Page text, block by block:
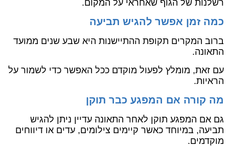
רשלנות של הגוף שאחראי על המקום.
כמה זמן אפשר להגיש תביעה
ברוב המקרים תקופת ההתיישנות היא שבע שנים ממועד
התאונה.
עם זאת, מומלץ לפעול מוקדם ככל האפשר כדי לשמור על
הראיות.
מה קורה אם המפגע כבר תוקן
גם אם המפגע תוקן לאחר התאונה עדיין ניתן להגיש
תביעה, במיוחד כאשר קיימים צילומים, עדים או דיווחים
מוקדמים.